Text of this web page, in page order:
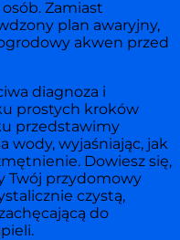
Zamiast
plan awaryjny,
akwen przed
diagnoza i
prostych kroków
przedstawimy
wody, wyjaśniając, jak
Dowiesz się,
Twój przydomowy
czystą,
do